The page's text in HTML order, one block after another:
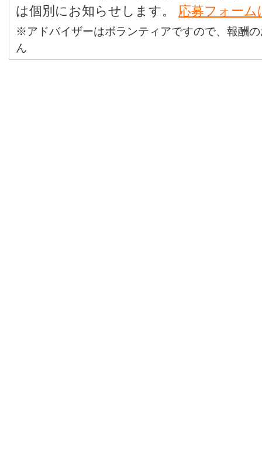
は個別にお知らせします。 応募フォーム
※アドバイザーはボランティアですので、報酬
ん